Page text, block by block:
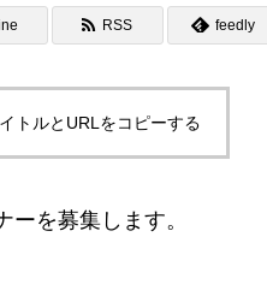
RSS feedly
トルとURLをコピーする
を募集します。